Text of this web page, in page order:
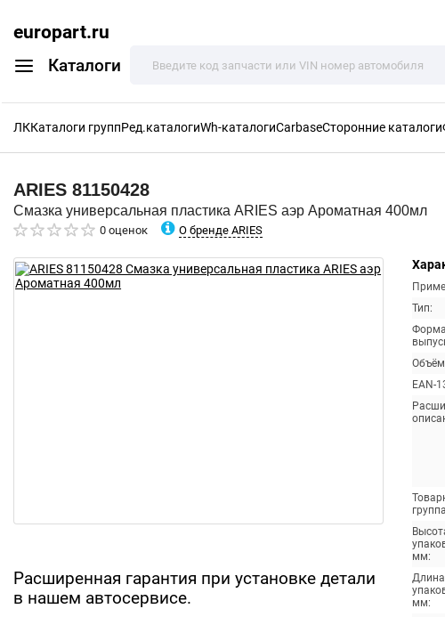
europart.ru
Каталоги
ЛККаталоги группРед.каталогиWh-каталогиCarbaseСторонние каталоги
ARIES 81150428
Смазка универсальная пластика ARIES аэр Ароматная 400мл
0 оценок О бренде ARIES
Расширенная гарантия при установке детали
в нашем автосервисе.
Тип:
Форма
EAN-
мм:
Длина
мм: